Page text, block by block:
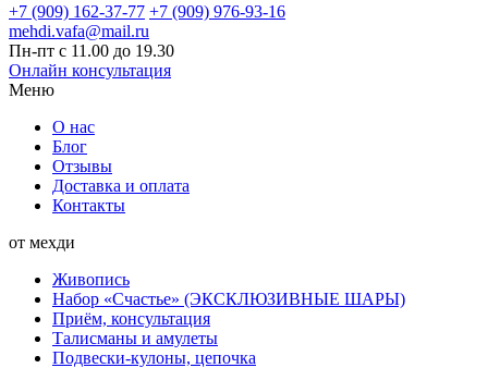
+7 (909) 162-37-77 +7 (909) 976-93-16
mehdi.vafa@mail.ru
Пн-пт с 11.00 до 19.30
Онлайн консультация
Меню
О нас
Блог
Отзывы
Доставка и оплата
Контакты
от мехди
Живопись
Набор «Счастье» (ЭКСКЛЮЗИВНЫЕ ШАРЫ)
Приём, консультация
Талисманы и амулеты
Подвески-кулоны, цепочка